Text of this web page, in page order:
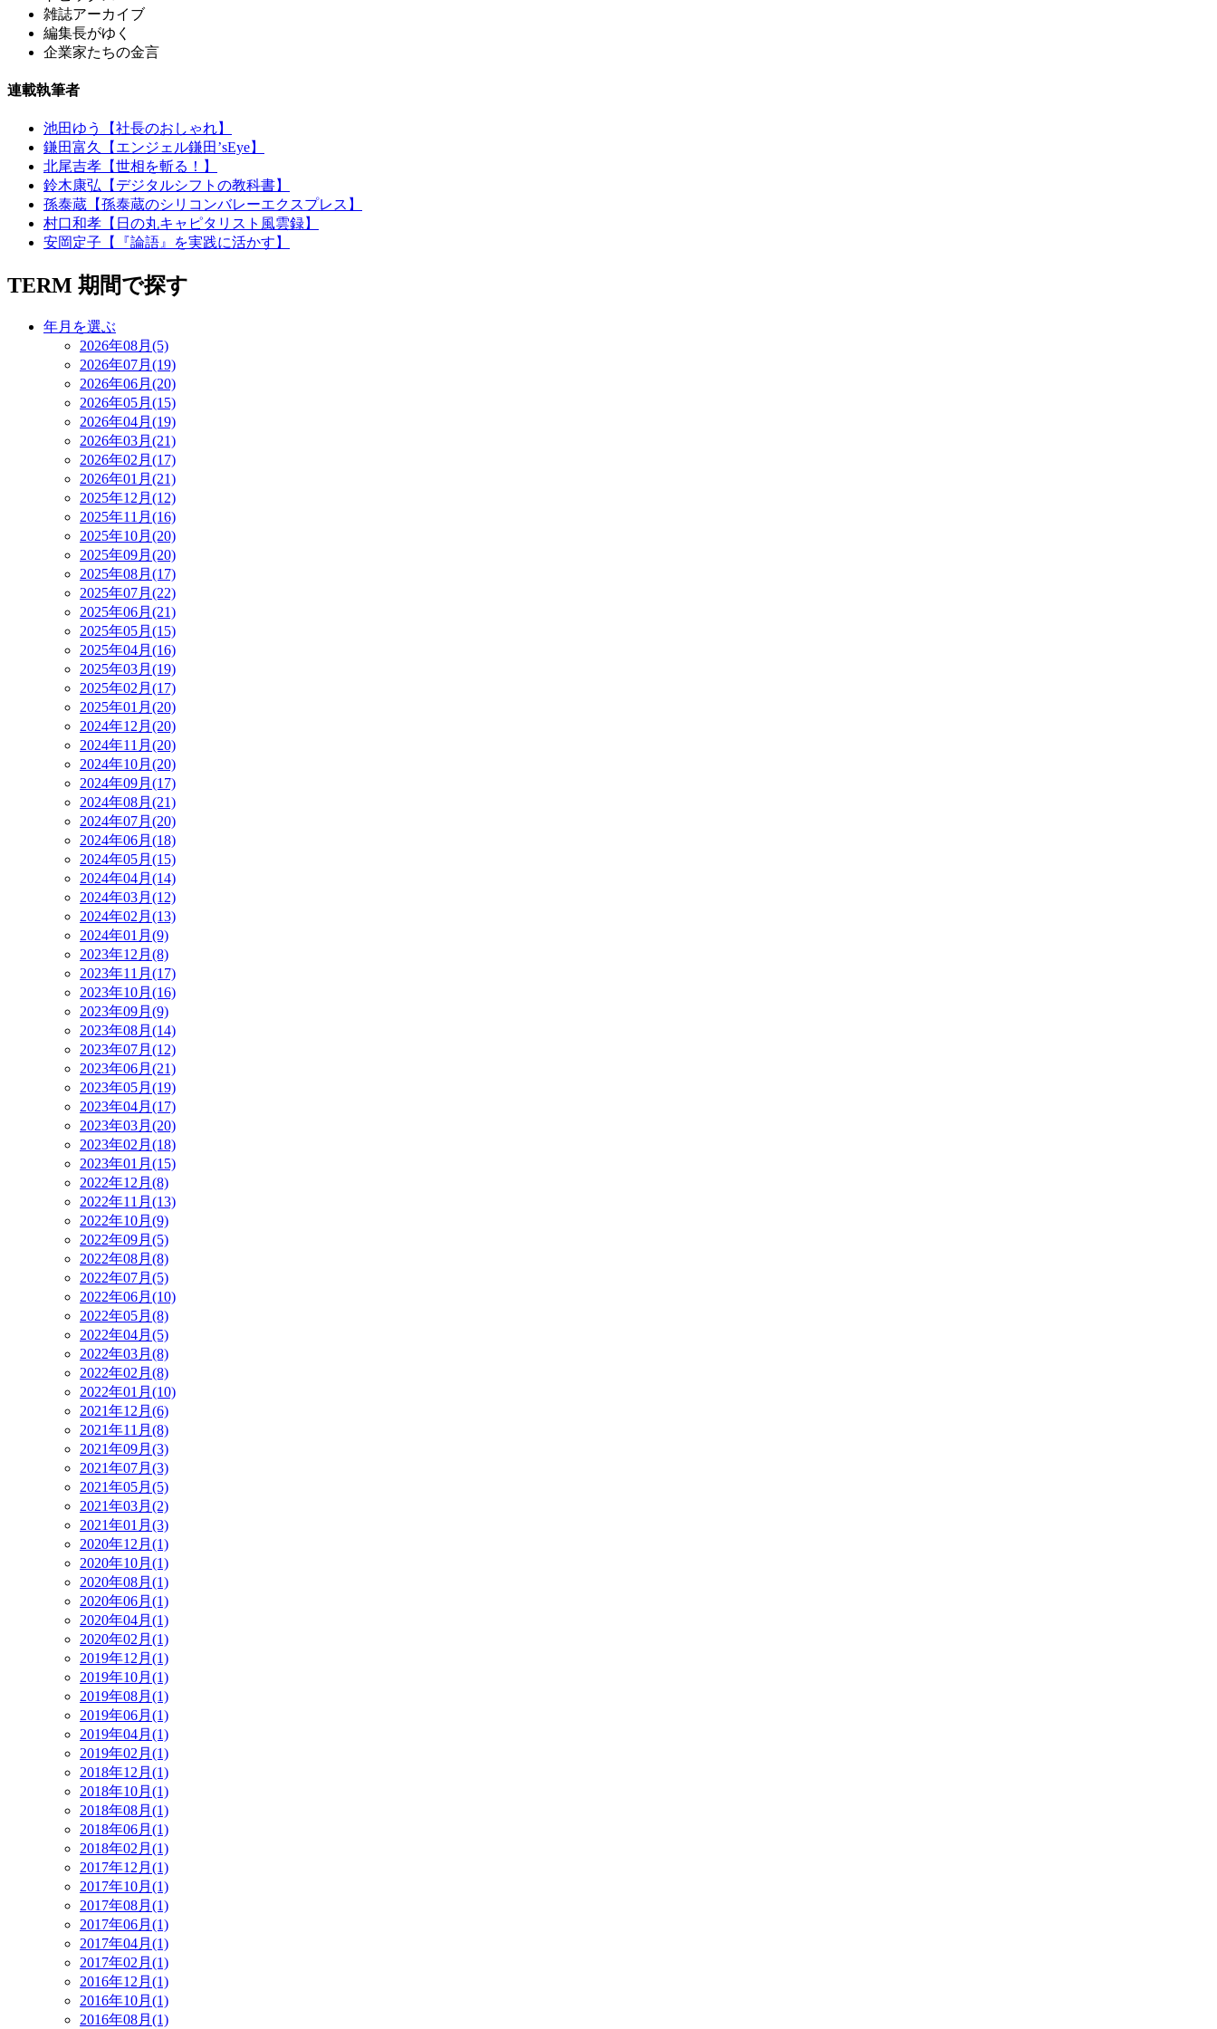
雑誌アーカイブ
編集長がゆく
企業家たちの金言
連載執筆者
池田ゆう【社長のおしゃれ】
鎌田富久【エンジェル鎌田’sEye】
北尾吉孝【世相を斬る！】
鈴木康弘【デジタルシフトの教科書】
孫泰蔵【孫泰蔵のシリコンバレーエクスプレス】
村口和孝【日の丸キャピタリスト風雲録】
安岡定子【『論語』を実践に活かす】
TERM 期間で探す
年月を選ぶ
2026年08月(5)
2026年07月(19)
2026年06月(20)
2026年05月(15)
2026年04月(19)
2026年03月(21)
2026年02月(17)
2026年01月(21)
2025年12月(12)
2025年11月(16)
2025年10月(20)
2025年09月(20)
2025年08月(17)
2025年07月(22)
2025年06月(21)
2025年05月(15)
2025年04月(16)
2025年03月(19)
2025年02月(17)
2025年01月(20)
2024年12月(20)
2024年11月(20)
2024年10月(20)
2024年09月(17)
2024年08月(21)
2024年07月(20)
2024年06月(18)
2024年05月(15)
2024年04月(14)
2024年03月(12)
2024年02月(13)
2024年01月(9)
2023年12月(8)
2023年11月(17)
2023年10月(16)
2023年09月(9)
2023年08月(14)
2023年07月(12)
2023年06月(21)
2023年05月(19)
2023年04月(17)
2023年03月(20)
2023年02月(18)
2023年01月(15)
2022年12月(8)
2022年11月(13)
2022年10月(9)
2022年09月(5)
2022年08月(8)
2022年07月(5)
2022年06月(10)
2022年05月(8)
2022年04月(5)
2022年03月(8)
2022年02月(8)
2022年01月(10)
2021年12月(6)
2021年11月(8)
2021年09月(3)
2021年07月(3)
2021年05月(5)
2021年03月(2)
2021年01月(3)
2020年12月(1)
2020年10月(1)
2020年08月(1)
2020年06月(1)
2020年04月(1)
2020年02月(1)
2019年12月(1)
2019年10月(1)
2019年08月(1)
2019年06月(1)
2019年04月(1)
2019年02月(1)
2018年12月(1)
2018年10月(1)
2018年08月(1)
2018年06月(1)
2018年02月(1)
2017年12月(1)
2017年10月(1)
2017年08月(1)
2017年06月(1)
2017年04月(1)
2017年02月(1)
2016年12月(1)
2016年10月(1)
2016年08月(1)